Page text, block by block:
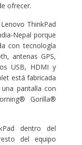
ofrecer.
ThinkPad
Nepal porque
con tecnología
antenas GPS,
USB, HDMI y
está fabricada
pantalla con
Gorilla®
dentro del
del equipo